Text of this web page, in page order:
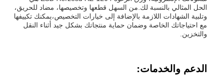
الحل المثالي بالنسبة لك.من السهل قطعها وتخصيصها، مضاد للحريق،
وتلبية الشهادات اللازمة بالإضافة إلى خيارات التخصيص،يمكنك تكييفها
مع احتياجاتك الخاصة وضمان حماية منتجاتك بشكل جيد أثناء النقل
والتخزين.
الدعم والخدمات: